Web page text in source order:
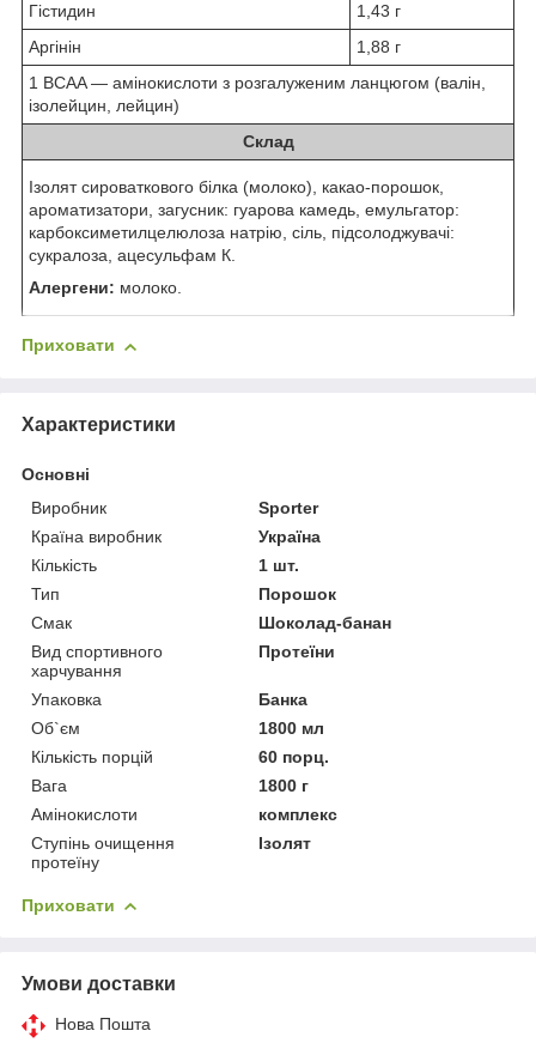
Гістидин
1,43 г
Аргінін
1,88 г
1 BCAA — амінокислоти з розгалуженим ланцюгом (валін,
ізолейцин, лейцин)
Склад
Ізолят сироваткового білка (молоко), какао-порошок,
ароматизатори, загусник: гуарова камедь, емульгатор:
карбоксиметилцелюлоза натрію, сіль, підсолоджувачі:
сукралоза, ацесульфам К.
Алергени: молоко.
Приховати
Характеристики
Основні
Виробник
Sporter
Країна виробник
Україна
Кількість
1 шт.
Тип
Порошок
Смак
Шоколад-банан
Вид спортивного
харчування
Протеїни
Упаковка
Банка
Об`єм
1800 мл
Кількість порцій
60 порц.
Вага
1800 г
Амінокислоти
комплекс
Ступінь очищення
протеїну
Ізолят
Приховати
Умови доставки
Нова Пошта